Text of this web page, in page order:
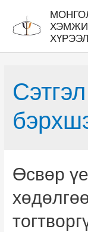
content
Өсвөр